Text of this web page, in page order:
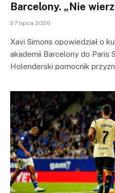
Barcelony. „Nie
27 lipca 2026
Xavi Simons opowiedział o
akademii Barcelony do Paris
Holenderski pomocnik